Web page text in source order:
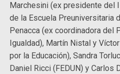
Marchesini (ex presidente del
de la Escuela Preuniversitaria
Penacca (ex coordinadora del
Igualdad), Martín Nistal y
por la Educación), Sandra
Daniel Ricci (FEDUN) y Carlos